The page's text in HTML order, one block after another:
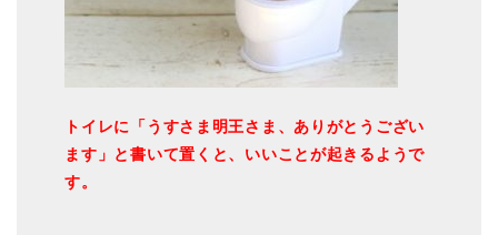
トイレに「うすさま明王さま、ありがとうござい
ます」と書いて置くと、いいことが起きるようで
す。